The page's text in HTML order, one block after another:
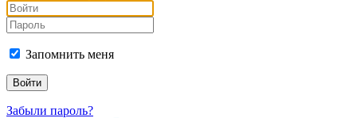
Запомнить меня
Забыли пароль?